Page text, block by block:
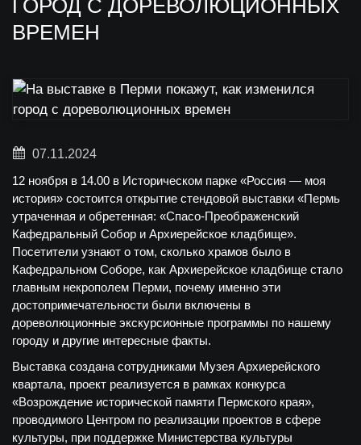
ГОРОД С ДОРЕВОЛЮЦИОННЫХ
ВРЕМЕН
07.11.2024
12 ноября в 14.00 в Историческом парке «Россия — моя
история» состоится открытие стендовой выставки «Пермь
утраченная и обретенная: «Спасо-Преображенский
Кафедральный Собор и Архиерейское кладбище».
Посетители узнают о том, сколько храмов было в
Кафедральном Соборе, как Архиерейское кладбище стало
главным некрополем Перми, почему именно эти
достопримечательности были включены в
дореволюционные экскурсионные программы по нашему
городу и другие интересные факты.
Выставка создана сотрудниками Музея Архиерейского
квартала, проект реализуется в рамках конкурса
«Возрождение исторической памяти Пермского края»,
проводимого Центром по реализации проектов в сфере
культуры, при поддержке Министерства культуры